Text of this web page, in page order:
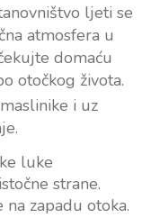
ljeti se
atmosfera u
domaću
otočkog života.
i uz
luke
strane.
zapadu otoka.